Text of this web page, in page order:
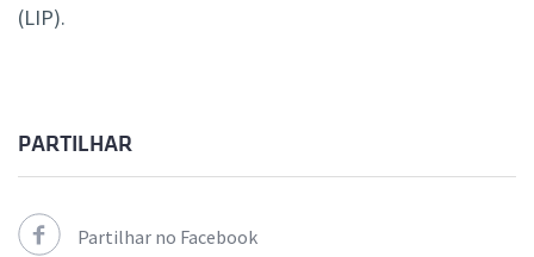
(LIP).
PARTILHAR
Partilhar no Facebook